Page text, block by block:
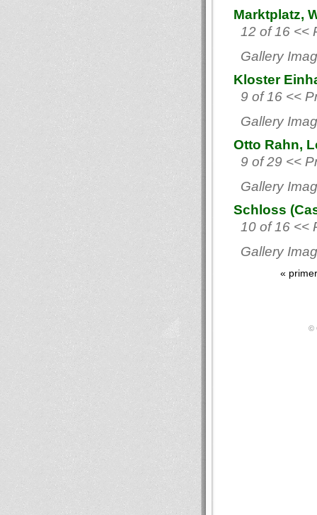
Marktplatz,
12 of 16 <<
Gallery
Kloster
9 of 16 <<
Gallery
Otto Rahn,
9 of 29 <<
Gallery
Schloss
10 of 16 <<
Gallery
«
©